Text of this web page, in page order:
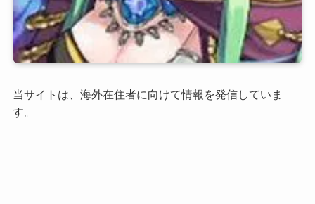
当サイトは、海外在住者に向けて情報を発信していま
す。